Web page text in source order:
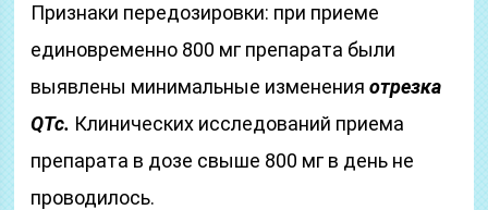
Признаки передозировки: при приеме
единовременно 800 мг препарата были
выявлены минимальные измененияотрезка
QTc. Клинических исследований приема
препарата в дозе свыше 800 мг в день не
проводилось.